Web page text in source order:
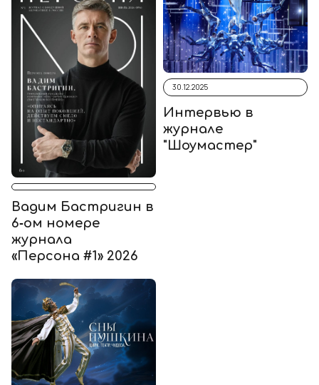
Вадим Бастригин в
6‑ом номере
журнала
«Персона #1» 2026
30.12.2025
Интервью в
журнале
"Шоумастер"